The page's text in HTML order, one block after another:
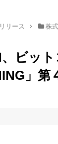
リース 株
ビッ
」第